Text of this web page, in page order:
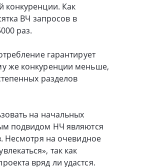
конкуренции. Как
ВЧ запросов в
раз.
гарантирует
же конкуренции меньше,
разделов
на начальных
подвидом НЧ являются
на очевидное
так как
вряд ли удастся.